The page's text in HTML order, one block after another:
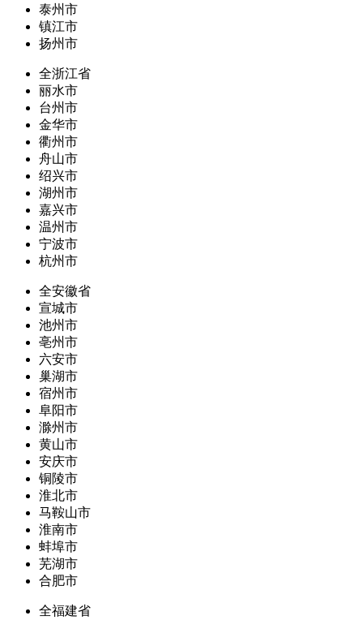
泰州市
镇江市
扬州市
全浙江省
丽水市
台州市
金华市
衢州市
舟山市
绍兴市
湖州市
嘉兴市
温州市
宁波市
杭州市
全安徽省
宣城市
池州市
亳州市
六安市
巢湖市
宿州市
阜阳市
滁州市
黄山市
安庆市
铜陵市
淮北市
马鞍山市
淮南市
蚌埠市
芜湖市
合肥市
全福建省